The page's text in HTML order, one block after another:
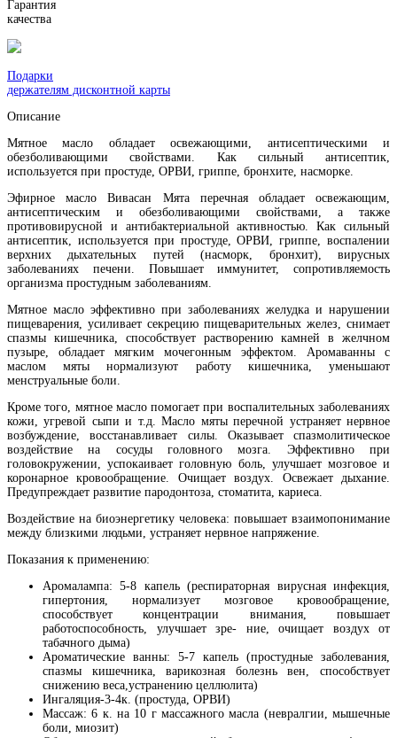
Гарантия
качества
Подарки
держателям дисконтной карты
Описание
Мятное масло обладает освежающими, антисептическими и
обезболивающими свойствами. Как сильный антисептик,
используется при простуде, ОРВИ, гриппе, бронхите, насморке.
Эфирное масло Вивасан Мята перечная обладает освежающим,
антисептическим и обезболивающими свойствами, а также
противовирусной и антибактериальной активностью. Как сильный
антисептик, используется при простуде, ОРВИ, гриппе, воспалении
верхних дыхательных путей (насморк, бронхит), вирусных
заболеваниях печени. Повышает иммунитет, сопротивляемость
организма простудным заболеваниям.
Мятное масло эффективно при заболеваниях желудка и нарушении
пищеварения, усиливает секрецию пищеварительных желез, снимает
спазмы кишечника, способствует растворению камней в желчном
пузыре, обладает мягким мочегонным эффектом. Аромаванны с
маслом мяты нормализуют работу кишечника, уменьшают
менструальные боли.
Кроме того, мятное масло помогает при воспалительных заболеваниях
кожи, угревой сыпи и т.д. Масло мяты перечной устраняет нервное
возбуждение, восстанавливает силы. Оказывает спазмолитическое
воздействие на сосуды головного мозга. Эффективно при
головокружении, успокаивает головную боль, улучшает мозговое и
коронарное кровообращение. Очищает воздух. Освежает дыхание.
Предупреждает развитие пародонтоза, стоматита, кариеса.
Воздействие на биоэнергетику человека: повышает взаимопонимание
между близкими людьми, устраняет нервное напряжение.
Показания к применению:
Аромалампа: 5-8 капель (респираторная вирусная инфекция,
гипертония, нормализует мозговое кровообращение,
способствует концентрации внимания, повышает
работоспособность, улучшает зре- ние, очищает воздух от
табачного дыма)
Ароматические ванны: 5-7 капель (простудные заболевания,
спазмы кишечника, варикозная болезнь вен, способствует
снижению веса,устранению целлюлита)
Ингаляция-3-4к. (простуда, ОРВИ)
Массаж: 6 к. на 10 г массажного масла (невралгии, мышечные
боли, миозит)